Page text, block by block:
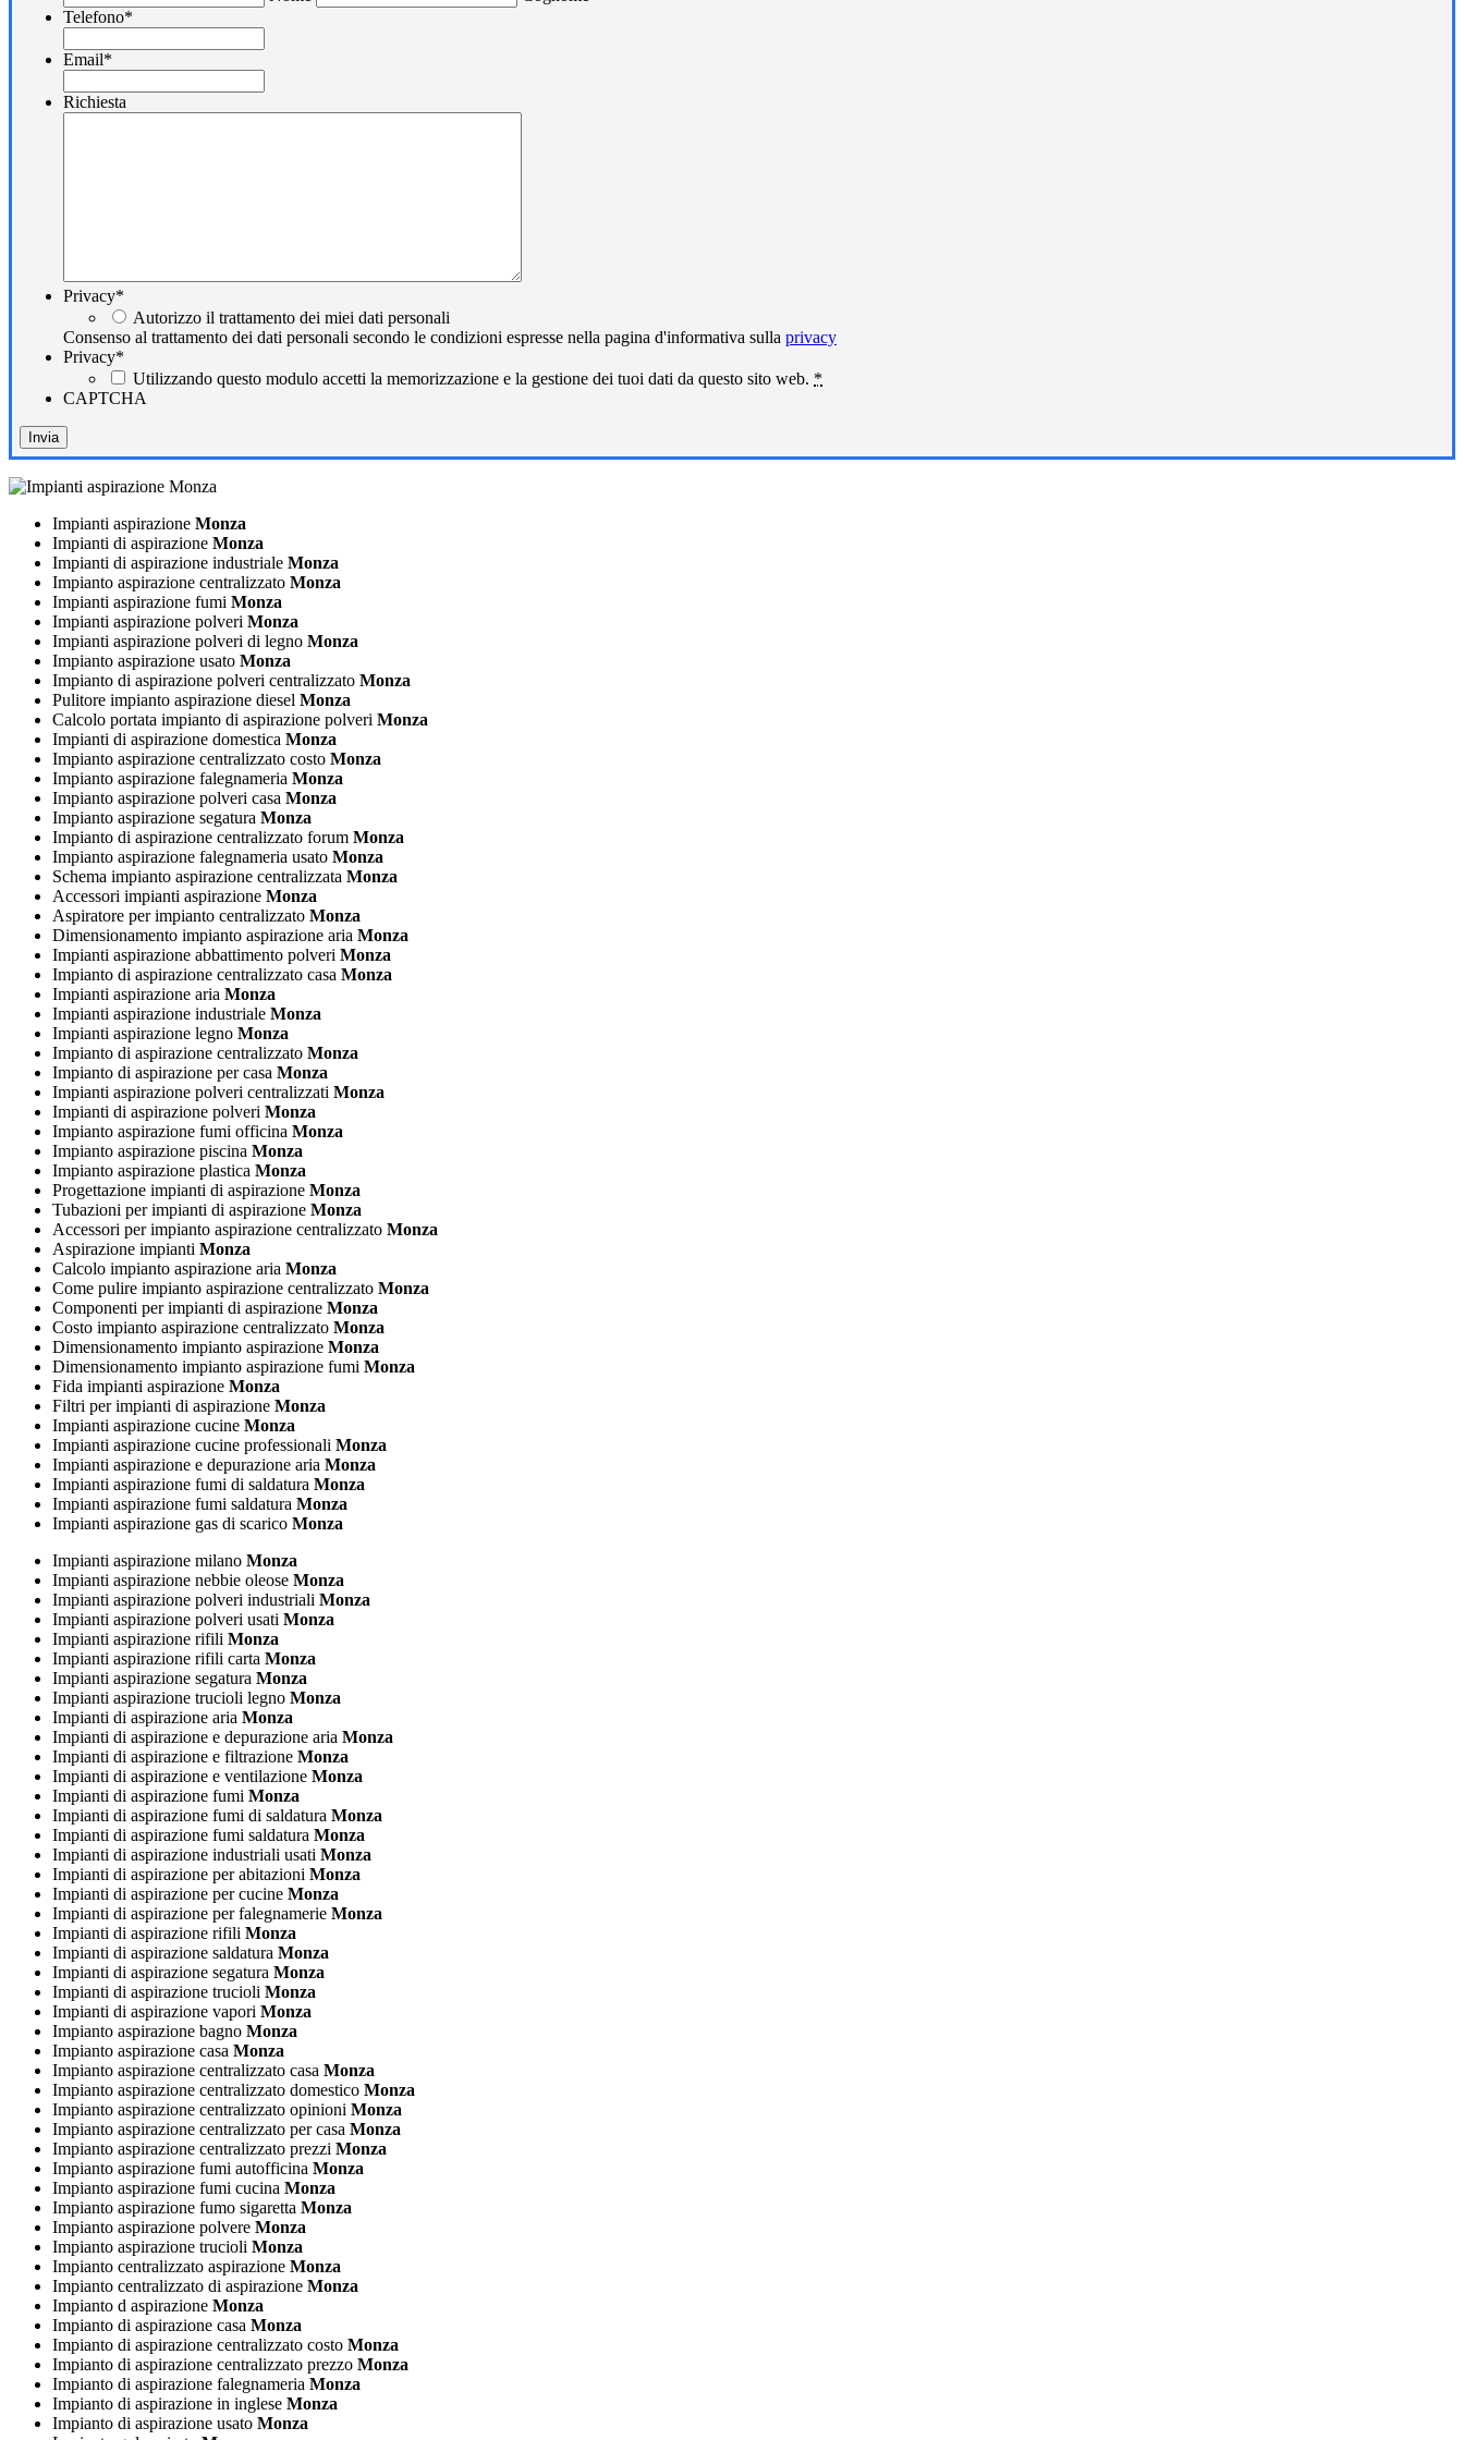
Telefono*
Email*
Richiesta
Privacy*
Autorizzo il trattamento dei miei dati personali
Consenso al trattamento dei dati personali secondo le condizioni espresse nella pagina d'informativa sulla privacy
Privacy*
Utilizzando questo modulo accetti la memorizzazione e la gestione dei tuoi dati da questo sito web. *
CAPTCHA
Impianti aspirazione Monza
Impianti di aspirazione Monza
Impianti di aspirazione industriale Monza
Impianto aspirazione centralizzato Monza
Impianti aspirazione fumi Monza
Impianti aspirazione polveri Monza
Impianti aspirazione polveri di legno Monza
Impianto aspirazione usato Monza
Impianto di aspirazione polveri centralizzato Monza
Pulitore impianto aspirazione diesel Monza
Calcolo portata impianto di aspirazione polveri Monza
Impianti di aspirazione domestica Monza
Impianto aspirazione centralizzato costo Monza
Impianto aspirazione falegnameria Monza
Impianto aspirazione polveri casa Monza
Impianto aspirazione segatura Monza
Impianto di aspirazione centralizzato forum Monza
Impianto aspirazione falegnameria usato Monza
Schema impianto aspirazione centralizzata Monza
Accessori impianti aspirazione Monza
Aspiratore per impianto centralizzato Monza
Dimensionamento impianto aspirazione aria Monza
Impianti aspirazione abbattimento polveri Monza
Impianto di aspirazione centralizzato casa Monza
Impianti aspirazione aria Monza
Impianti aspirazione industriale Monza
Impianti aspirazione legno Monza
Impianto di aspirazione centralizzato Monza
Impianto di aspirazione per casa Monza
Impianti aspirazione polveri centralizzati Monza
Impianti di aspirazione polveri Monza
Impianto aspirazione fumi officina Monza
Impianto aspirazione piscina Monza
Impianto aspirazione plastica Monza
Progettazione impianti di aspirazione Monza
Tubazioni per impianti di aspirazione Monza
Accessori per impianto aspirazione centralizzato Monza
Aspirazione impianti Monza
Calcolo impianto aspirazione aria Monza
Come pulire impianto aspirazione centralizzato Monza
Componenti per impianti di aspirazione Monza
Costo impianto aspirazione centralizzato Monza
Dimensionamento impianto aspirazione Monza
Dimensionamento impianto aspirazione fumi Monza
Fida impianti aspirazione Monza
Filtri per impianti di aspirazione Monza
Impianti aspirazione cucine Monza
Impianti aspirazione cucine professionali Monza
Impianti aspirazione e depurazione aria Monza
Impianti aspirazione fumi di saldatura Monza
Impianti aspirazione fumi saldatura Monza
Impianti aspirazione gas di scarico Monza
Impianti aspirazione milano Monza
Impianti aspirazione nebbie oleose Monza
Impianti aspirazione polveri industriali Monza
Impianti aspirazione polveri usati Monza
Impianti aspirazione rifili Monza
Impianti aspirazione rifili carta Monza
Impianti aspirazione segatura Monza
Impianti aspirazione trucioli legno Monza
Impianti di aspirazione aria Monza
Impianti di aspirazione e depurazione aria Monza
Impianti di aspirazione e filtrazione Monza
Impianti di aspirazione e ventilazione Monza
Impianti di aspirazione fumi Monza
Impianti di aspirazione fumi di saldatura Monza
Impianti di aspirazione fumi saldatura Monza
Impianti di aspirazione industriali usati Monza
Impianti di aspirazione per abitazioni Monza
Impianti di aspirazione per cucine Monza
Impianti di aspirazione per falegnamerie Monza
Impianti di aspirazione rifili Monza
Impianti di aspirazione saldatura Monza
Impianti di aspirazione segatura Monza
Impianti di aspirazione trucioli Monza
Impianti di aspirazione vapori Monza
Impianto aspirazione bagno Monza
Impianto aspirazione casa Monza
Impianto aspirazione centralizzato casa Monza
Impianto aspirazione centralizzato domestico Monza
Impianto aspirazione centralizzato opinioni Monza
Impianto aspirazione centralizzato per casa Monza
Impianto aspirazione centralizzato prezzi Monza
Impianto aspirazione fumi autofficina Monza
Impianto aspirazione fumi cucina Monza
Impianto aspirazione fumo sigaretta Monza
Impianto aspirazione polvere Monza
Impianto aspirazione trucioli Monza
Impianto centralizzato aspirazione Monza
Impianto centralizzato di aspirazione Monza
Impianto d aspirazione Monza
Impianto di aspirazione casa Monza
Impianto di aspirazione centralizzato costo Monza
Impianto di aspirazione centralizzato prezzo Monza
Impianto di aspirazione falegnameria Monza
Impianto di aspirazione in inglese Monza
Impianto di aspirazione usato Monza